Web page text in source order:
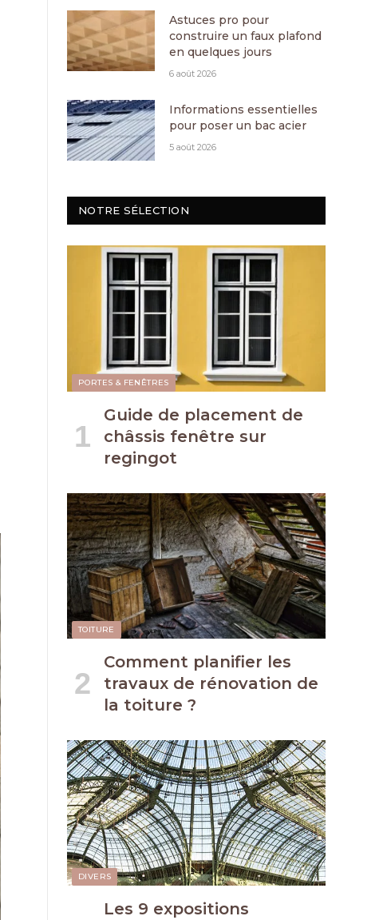
Astuces pro pour
construire un faux plafond
en quelques jours
6 août 2026
Informations essentielles
pour poser un bac acier
5 août 2026
NOTRE SÉLECTION
PORTES & FENÊTRES
Guide de placement de
châssis fenêtre sur
regingot
TOITURE
Comment planifier les
travaux de rénovation de
la toiture ?
DIVERS
Les 9 expositions